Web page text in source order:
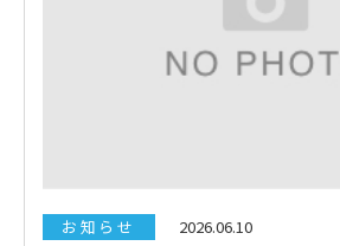
お知らせ 2026.06.10